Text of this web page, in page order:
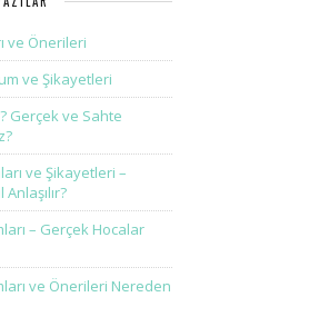
ve Önerileri
ve Şikayetleri
Gerçek ve Sahte
ve Şikayetleri –
– Gerçek Hocalar
ve Önerileri Nereden